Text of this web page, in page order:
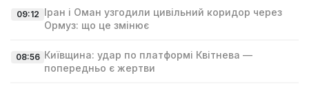
09:12 Іран і Оман узгодили цивільний коридор через
Ормуз: що це змінює
08:56 Київщина: удар по платформі Квітнева —
попередньо є жертви